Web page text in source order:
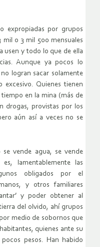
expropiadas por grupos
mil o 3 mil 500 mensuales
usen y todo lo que de ella
Aunque ya pocos lo
logran sacar solamente
Quienes tienen
en la mina (más de
drogas, provistas por los
aún así a veces no se
se vende agua, se vende
lamentablemente las
obligados por el
y otros familiares
y poder obtener al
del olvido, ahí grupos
medio de sobornos que
quienes ante su
pesos. Han habido